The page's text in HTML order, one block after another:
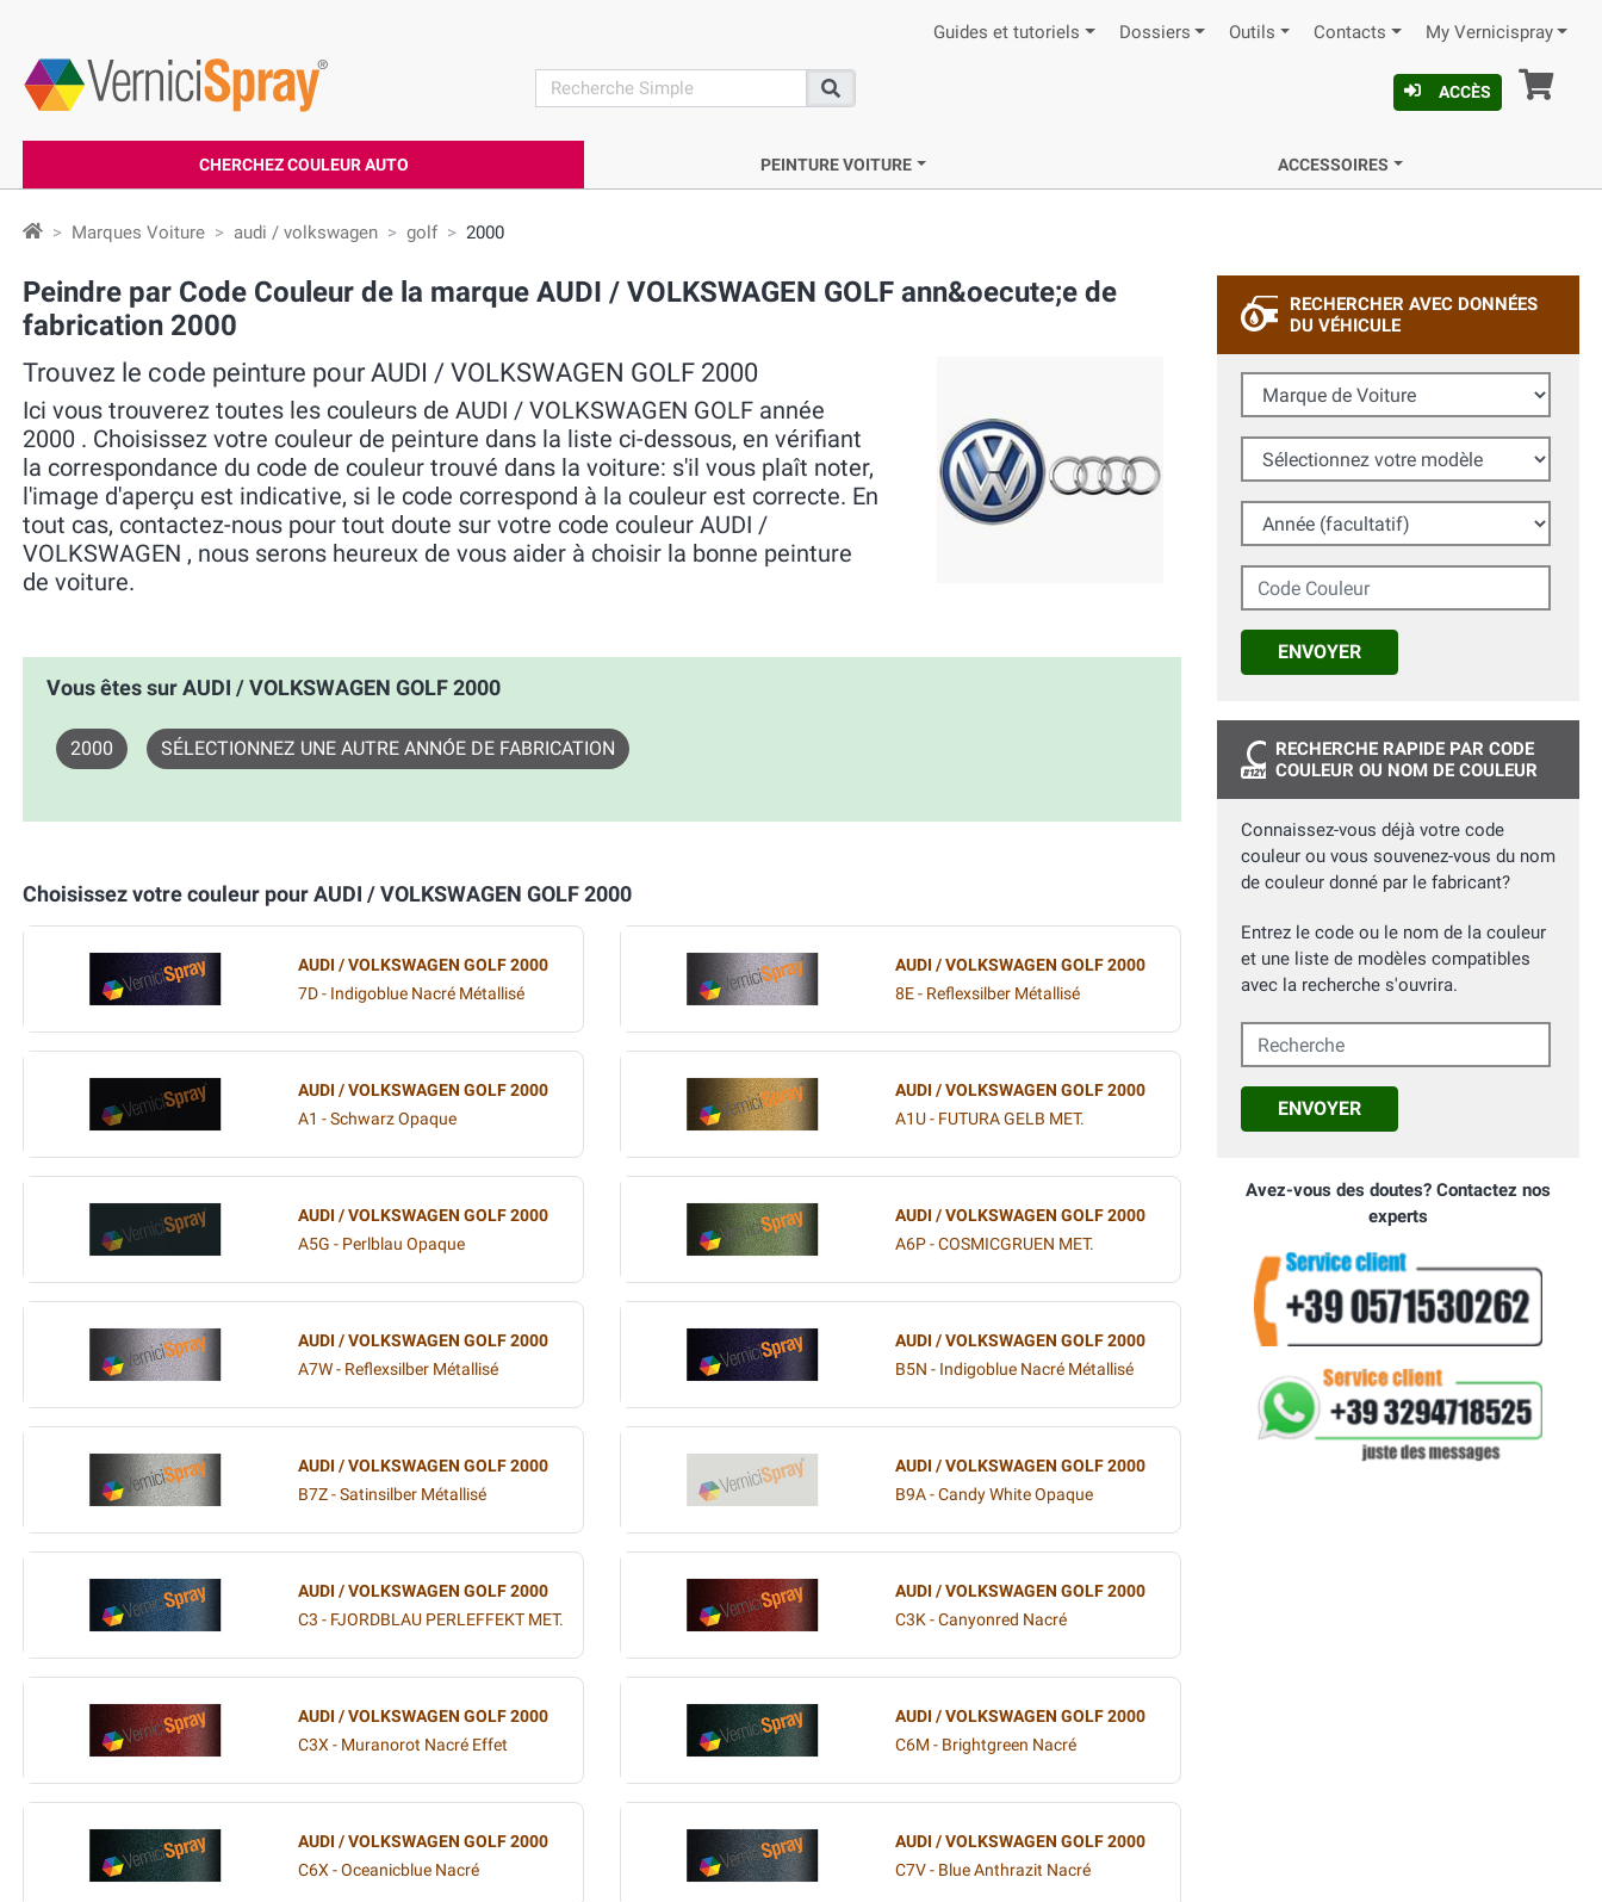
Guides et tutoriels Dossiers Outils Contacts My Vernicispray
search
Recherche
ACCÈS
CHERCHEZ COULEUR AUTO PEINTURE VOITURE ACCESSOIRES
Marques Voiture audi / volkswagen golf 2000
Peindre par Code Couleur de la marque AUDI / VOLKSWAGEN GOLF ann&oecute;e de
fabrication 2000
Trouvez le code peinture pour AUDI / VOLKSWAGEN GOLF 2000
Ici vous trouverez toutes les couleurs de AUDI / VOLKSWAGEN GOLF année
2000 . Choisissez votre couleur de peinture dans la liste ci-dessous, en vérifiant
la correspondance du code de couleur trouvé dans la voiture: s'il vous plaît noter,
l'image d'aperçu est indicative, si le code correspond à la couleur est correcte. En
tout cas, contactez-nous pour tout doute sur votre code couleur AUDI /
VOLKSWAGEN , nous serons heureux de vous aider à choisir la bonne peinture
de voiture.
Vous êtes sur AUDI / VOLKSWAGEN GOLF 2000
2000 SÉLECTIONNEZ UNE AUTRE ANNÓE DE FABRICATION
Choisissez votre couleur pour AUDI / VOLKSWAGEN GOLF 2000
AUDI / VOLKSWAGEN GOLF 2000
7D - Indigoblue Nacré Métallisé
AUDI / VOLKSWAGEN GOLF 2000
8E - Reflexsilber Métallisé
AUDI / VOLKSWAGEN GOLF 2000
A1 - Schwarz Opaque
AUDI / VOLKSWAGEN GOLF 2000
A1U - FUTURA GELB MET.
AUDI / VOLKSWAGEN GOLF 2000
A5G - Perlblau Opaque
AUDI / VOLKSWAGEN GOLF 2000
A6P - COSMICGRUEN MET.
AUDI / VOLKSWAGEN GOLF 2000
A7W - Reflexsilber Métallisé
AUDI / VOLKSWAGEN GOLF 2000
B5N - Indigoblue Nacré Métallisé
AUDI / VOLKSWAGEN GOLF 2000
B7Z - Satinsilber Métallisé
AUDI / VOLKSWAGEN GOLF 2000
B9A - Candy White Opaque
AUDI / VOLKSWAGEN GOLF 2000
C3 - FJORDBLAU PERLEFFEKT MET.
AUDI / VOLKSWAGEN GOLF 2000
C3K - Canyonred Nacré
AUDI / VOLKSWAGEN GOLF 2000
C3X - Muranorot Nacré Effet
AUDI / VOLKSWAGEN GOLF 2000
C6M - Brightgreen Nacré
AUDI / VOLKSWAGEN GOLF 2000
C6X - Oceanicblue Nacré
AUDI / VOLKSWAGEN GOLF 2000
C7V - Blue Anthrazit Nacré
RECHERCHER AVEC DONNÉES
DU VÉHICULE
Marque de Voiture
Sélectionnez votre modèle
Année (facultatif)
Code Couleur
ENVOYER
RECHERCHE RAPIDE PAR CODE
COULEUR OU NOM DE COULEUR
Connaissez-vous déjà votre code
couleur ou vous souvenez-vous du nom
de couleur donné par le fabricant?
Entrez le code ou le nom de la couleur
et une liste de modèles compatibles
avec la recherche s'ouvrira.
Recherche
ENVOYER
Avez-vous des doutes? Contactez nos
experts